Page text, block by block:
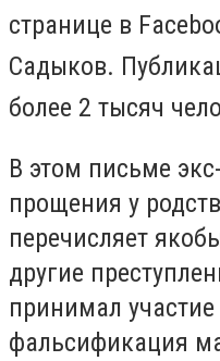
странице в
Садыков.
более 2 тысяч
В этом письме
прощения у
перечисляет
другие
принимал
фальсификация